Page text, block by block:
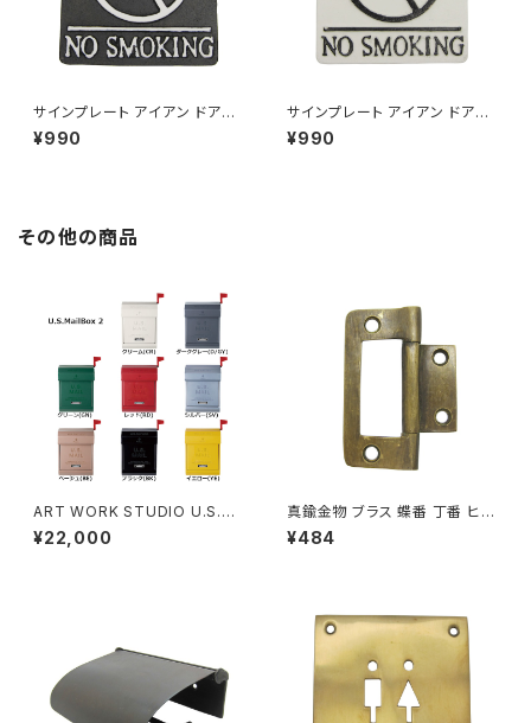
サインプレート アイアン ドアプ
レート 案内 禁煙室 NO SMOK
ING ブラック
¥990
サインプレート アイアン ドアプ
レート 案内 禁煙室 NO SMOK
ING ホワイト
¥990
その他の商品
ART WORK STUDIO U.S.M
AILBOX2 メールボックス ポス
ト 全8色
¥22,000
真鍮金物 ブラス 蝶番 丁番 ヒン
ジ V077
¥484